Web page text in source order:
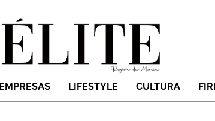
EMPRESAS LIFESTYLE CULTURA